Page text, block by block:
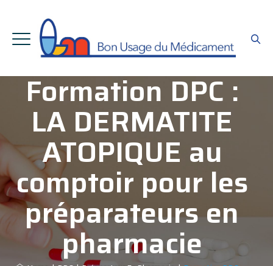
Formation DPC :
LA DERMATITE
ATOPIQUE au
comptoir pour les
préparateurs en
pharmacie